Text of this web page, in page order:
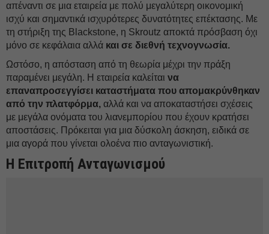
απέναντι σε μια εταιρεία με πολύ μεγαλύτερη οικονομική
ισχύ και σημαντικά ισχυρότερες δυνατότητες επέκτασης. Με
τη στήριξη της Blackstone, η Skroutz αποκτά πρόσβαση όχι
μόνο σε κεφάλαια αλλά και σε διεθνή τεχνογνωσία.
Ωστόσο, η απόσταση από τη θεωρία μέχρι την πράξη
παραμένει μεγάλη. Η εταιρεία καλείται να
επαναπροσεγγίσει καταστήματα που απομακρύνθηκαν
από την πλατφόρμα, αλλά και να αποκαταστήσει σχέσεις
με μεγάλα ονόματα του λιανεμπορίου που έχουν κρατήσει
αποστάσεις. Πρόκειται για μια δύσκολη άσκηση, ειδικά σε
μια αγορά που γίνεται ολοένα πιο ανταγωνιστική.
Η Επιτροπή Ανταγωνισμού